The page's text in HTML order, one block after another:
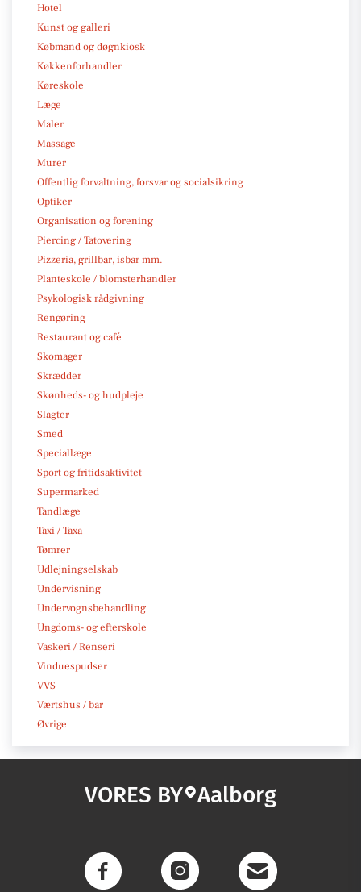
Hotel
Kunst og galleri
Købmand og døgnkiosk
Køkkenforhandler
Køreskole
Læge
Maler
Massage
Murer
Offentlig forvaltning, forsvar og socialsikring
Optiker
Organisation og forening
Piercing / Tatovering
Pizzeria, grillbar, isbar mm.
Planteskole / blomsterhandler
Psykologisk rådgivning
Rengøring
Restaurant og café
Skomager
Skrædder
Skønheds- og hudpleje
Slagter
Smed
Speciallæge
Sport og fritidsaktivitet
Supermarked
Tandlæge
Taxi / Taxa
Tømrer
Udlejningselskab
Undervisning
Undervognsbehandling
Ungdoms- og efterskole
Vaskeri / Renseri
Vinduespudser
VVS
Værtshus / bar
Øvrige
VORES BY Aalborg